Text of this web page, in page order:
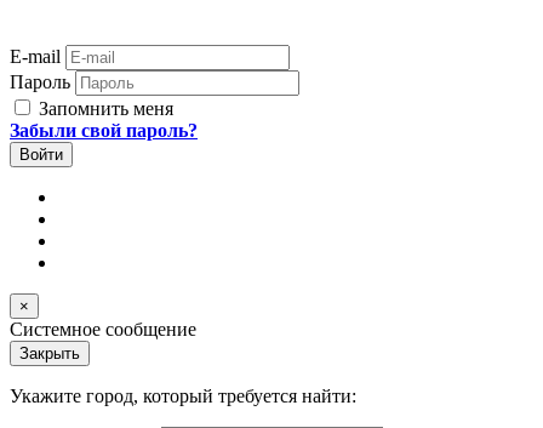
E-mail
Пароль
Запомнить меня
Забыли свой пароль?
×
Системное сообщение
Закрыть
Укажите город, который требуется найти: